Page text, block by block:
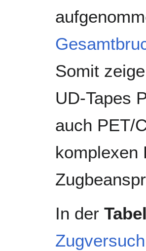
Somit
UD-Tapes
auch PET/
komplexen
In der
Zugversuch